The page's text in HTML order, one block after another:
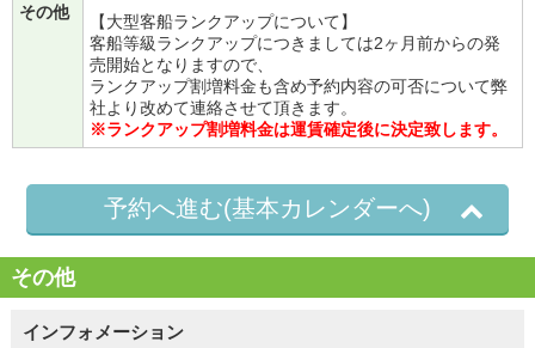
その他
【大型客船ランクアップについて】
客船等級ランクアップにつきましては2ヶ月前からの発
売開始となりますので、
ランクアップ割増料金も含め予約内容の可否について弊
社より改めて連絡させて頂きます。
※ランクアップ割増料金は運賃確定後に決定致します。
予約へ進む(基本カレンダーへ)
その他
インフォメーション